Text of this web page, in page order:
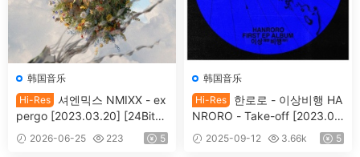
韩国音乐
Hi-Res 셔엔믹스 NMIXX - ex
pergo [2023.03.20] [24Bit/4
8kHz] [Hi-Res Flac 260MB]
2026-06-25 223 5
韩国音乐
Hi-Res
한로로 - 이상비행 HA
NRORO - Take-off [2023.0
8.29] [24Bit/48kHz] [Hi-Res
Flac 263MB]
2025-09-12 3.66k 5